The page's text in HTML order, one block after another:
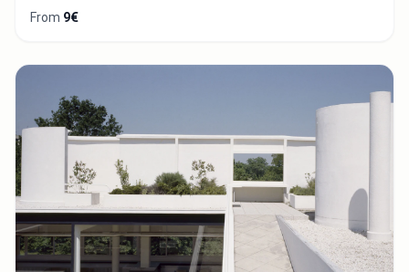
From 9€